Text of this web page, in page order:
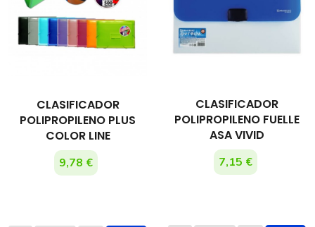
CLASIFICADOR
POLIPROPILENO PLUS
COLOR LINE
9,78 €
CLASIFICADOR
POLIPROPILENO FUELLE
ASA VIVID
7,15 €